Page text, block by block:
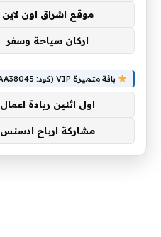
موقع اشراق اون لاين
اركان سياحة وسفر
باقة متميزة VIP (كود: AA38045):
اول اثنين ريادة اعمال
مشاركة ارباح ادسنس